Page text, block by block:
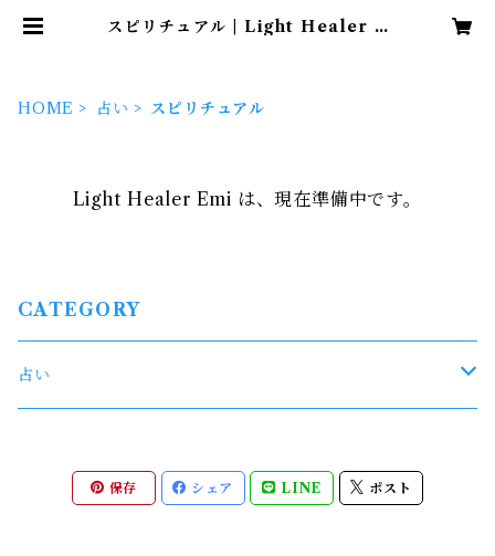
スピリチュアル | Light Healer E
HOME 占い スピリチュアル
Light Healer Emi は、現在準備中です。
CATEGORY
占い
ソウルメイト
保存 シェア LINE ポスト